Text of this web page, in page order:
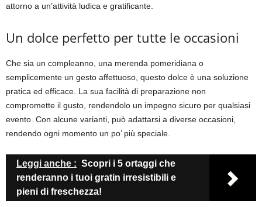
attorno a un’attività ludica e gratificante.
Un dolce perfetto per tutte le occasioni
Che sia un compleanno, una merenda pomeridiana o
semplicemente un gesto affettuoso, questo dolce è una soluzione
pratica ed efficace. La sua facilità di preparazione non
compromette il gusto, rendendolo un impegno sicuro per qualsiasi
evento. Con alcune varianti, può adattarsi a diverse occasioni,
rendendo ogni momento un po’ più speciale.
Leggi anche : Scopri i 5 ortaggi che
renderanno i tuoi gratin irresistibili e
pieni di freschezza!